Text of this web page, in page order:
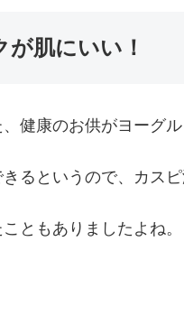
肌にいい！
健康のお供がヨーグル
るというので、カス
ともありましたよね。